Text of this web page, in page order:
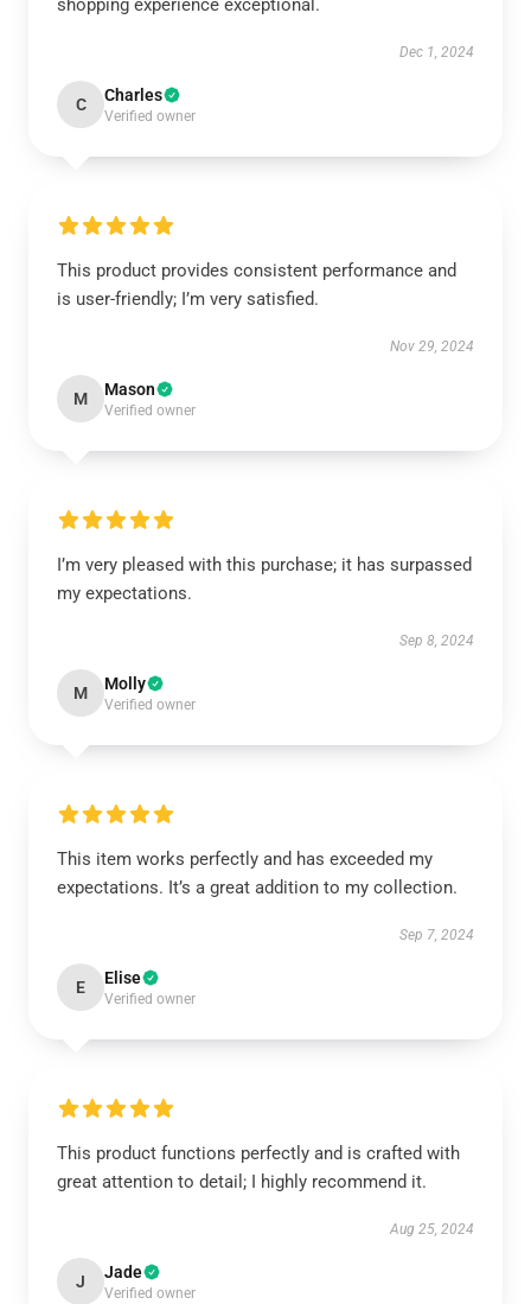
shopping experience exceptional.
Dec 1, 2024
C Charles
Verified owner
This product provides consistent performance and
is user-friendly; I’m very satisfied.
Nov 29, 2024
M Mason
Verified owner
I’m very pleased with this purchase; it has surpassed
my expectations.
Sep 8, 2024
M Molly
Verified owner
This item works perfectly and has exceeded my
expectations. It’s a great addition to my collection.
Sep 7, 2024
E Elise
Verified owner
This product functions perfectly and is crafted with
great attention to detail; I highly recommend it.
Aug 25, 2024
J Jade
Verified owner